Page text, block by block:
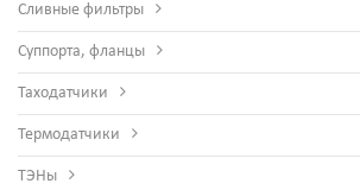
Сливные фильтры
Суппорта, фланцы
Таходатчики
Термодатчики
ТЭНы